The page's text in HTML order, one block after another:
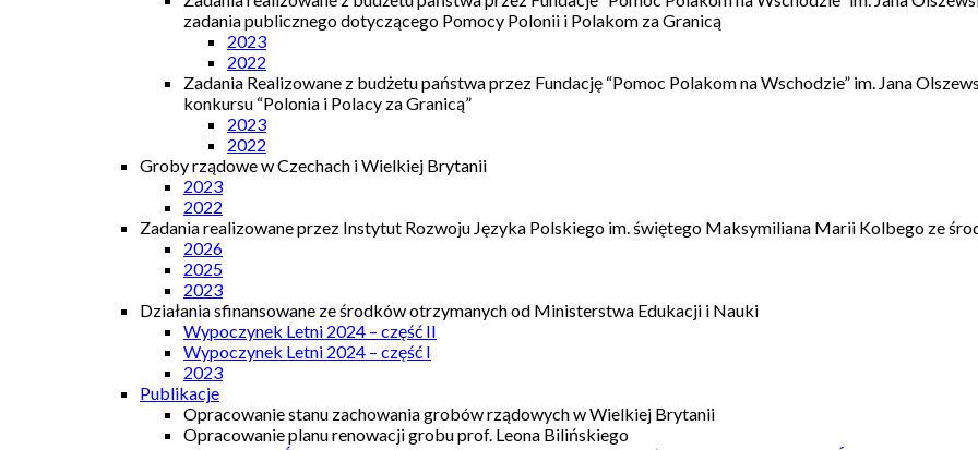
zadania publicznego dotyczącego Pomocy Polonii i Polakom za Granicą
2023
2022
Zadania Realizowane z budżetu państwa przez Fundację “Pomoc Polakom na Wschodzie” im. Jana
konkursu “Polonia i Polacy za Granicą”
2023
2022
Groby rządowe w Czechach i Wielkiej Brytanii
2023
2022
Zadania realizowane przez Instytut Rozwoju Języka Polskiego im. świętego Maksymiliana Marii Kolbego ze
2026
2025
2023
Działania sfinansowane ze środków otrzymanych od Ministerstwa Edukacji i Nauki
Wypoczynek Letni 2024 – część II
Wypoczynek Letni 2024 – część I
2023
Publikacje
Opracowanie stanu zachowania grobów rządowych w Wielkiej Brytanii
Opracowanie planu renowacji grobu prof. Leona Bilińskiego